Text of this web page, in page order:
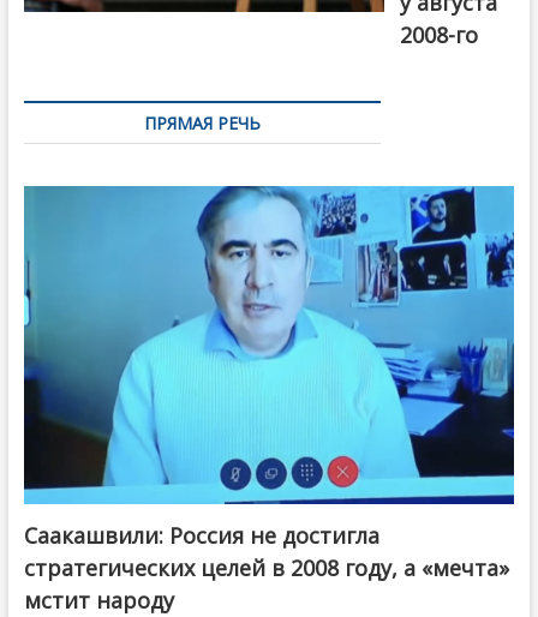
2008-го
ПРЯМАЯ РЕЧЬ
Саакашвили: Россия не достигла
стратегических целей в 2008 году, а «мечта»
мстит народу